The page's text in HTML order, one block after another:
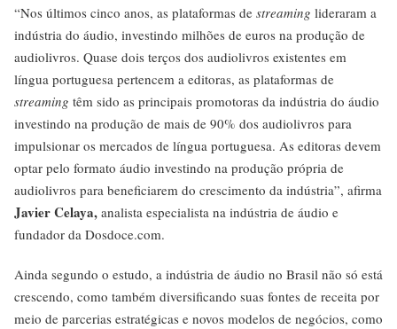
“Nos últimos cinco anos, as plataformas de streaming lideraram a
indústria do áudio, investindo milhões de euros na produção de
audiolivros. Quase dois terços dos audiolivros existentes em
língua portuguesa pertencem a editoras, as plataformas de
streaming têm sido as principais promotoras da indústria do áudio
investindo na produção de mais de 90% dos audiolivros para
impulsionar os mercados de língua portuguesa. As editoras devem
optar pelo formato áudio investindo na produção própria de
audiolivros para beneficiarem do crescimento da indústria”, afirma
Javier Celaya, analista especialista na indústria de áudio e
fundador da Dosdoce.com.
Ainda segundo o estudo, a indústria de áudio no Brasil não só está
crescendo, como também diversificando suas fontes de receita por
meio de parcerias estratégicas e novos modelos de negócios, como